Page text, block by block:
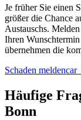
Je früher Sie einen
größer die Chance
Austauschs.
Ihren
übernehmen die
Schaden melden
Häufige
Bonn